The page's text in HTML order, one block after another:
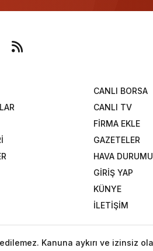
CANLI BORSA
CANLI TV
FİRMA EKLE
GAZETELER
HAVA DURUMU
GİRİŞ YAP
KÜNYE
İLETİŞİM
Kanuna aykırı ve izinsiz